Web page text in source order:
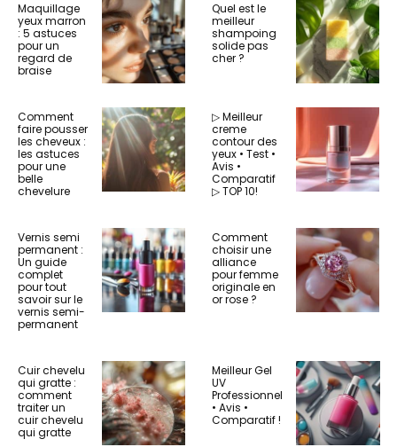
Maquillage
yeux marron
: 5 astuces
pour un
regard de
braise
Quel est le
meilleur
shampoing
solide pas
cher ?
Comment
faire pousser
les cheveux :
les astuces
pour une
belle
chevelure
▷ Meilleur
creme
contour des
yeux • Test •
Avis •
Comparatif
▷ TOP 10!
Vernis semi
permanent :
Un guide
complet
pour tout
savoir sur le
vernis semi-
permanent
Comment
choisir une
alliance
pour femme
originale en
or rose ?
Cuir chevelu
qui gratte :
comment
traiter un
cuir chevelu
qui gratte
Meilleur Gel
UV
Professionnel
• Avis •
Comparatif !